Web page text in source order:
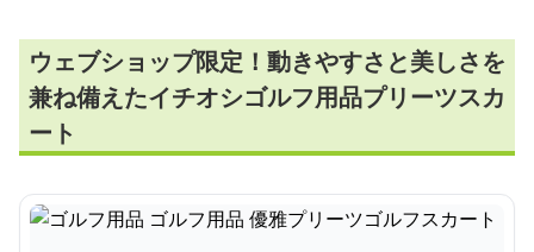
ウェブショップ限定！動きやすさと美しさを
兼ね備えたイチオシゴルフ用品プリーツスカ
ート